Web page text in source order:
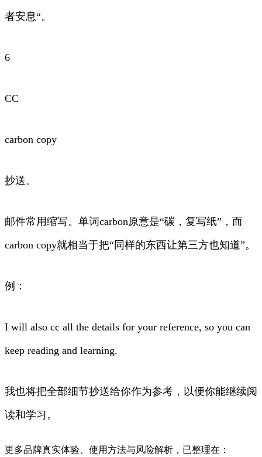
者安息“。
6
CC
carbon copy
抄送。
邮件常用缩写。单词carbon原意是“碳，复写纸”，而
carbon copy就相当于把“同样的东西让第三方也知道”。
例：
I will also cc all the details for your reference, so you can
keep reading and learning.
我也将把全部细节抄送给你作为参考，以便你能继续阅
读和学习。
更多品牌真实体验、使用方法与风险解析，已整理在：